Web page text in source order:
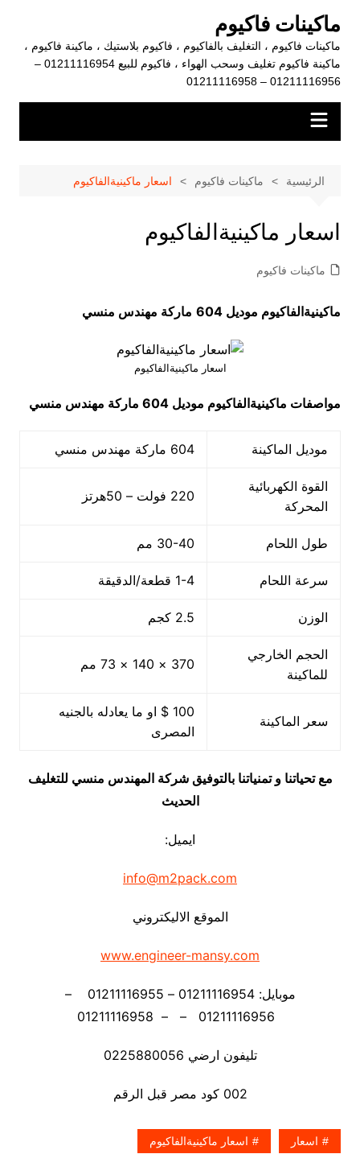
المحتوى
ماكينات فاكيوم
ماكينات فاكيوم ، التغليف بالفاكيوم ، فاكيوم بلاستيك ، ماكينة فاكيوم ،
ماكينة فاكيوم تغليف وسحب الهواء ، فاكيوم للبيع 01211116954 –
01211116956 – 01211116958
الرئيسية ماكينات فاكيوم اسعار ماكينيةالفاكيوم
اسعار ماكينيةالفاكيوم
ماكينات فاكيوم
ماكينيةالفاكيوم موديل 604 ماركة مهندس منسي
اسعار ماكينيةالفاكيوم
مواصفات ماكينيةالفاكيوم موديل 604 ماركة مهندس منسي
موديل الماكينة 604 ماركة مهندس منسي
القوة الكهربائية
المحركة
220 فولت – 50هرتز
طول اللحام 30-40 مم
سرعة اللحام 1-4 قطعة/الدقيقة
الوزن 2.5 كجم
الحجم الخارجي
للماكينة
370 × 140 × 73 مم
سعر الماكينة
100 $ او ما يعادله بالجنيه
المصرى
مع تحياتنا و تمنياتنا بالتوفيق شركة المهندس منسي للتغليف
الحديث
ايميل:
info@m2pack.com
الموقع الاليكتروني
www.engineer-mansy.com
موبايل: 01211116954 – 01211116955 –
تليفون ارضي 0225880056
002 كود مصر قبل الرقم
اسعار اسعار ماكينيةالفاكيوم